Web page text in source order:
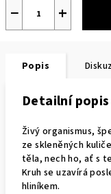
+
−
Popis
Detailní
Živý organismus,
ze skleněných
těla, nech ho, ať s
Kruh se uzavírá
hliníkem.